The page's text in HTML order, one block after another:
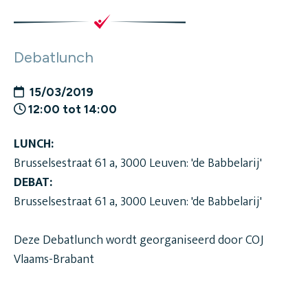
Debatlunch
15/03/2019
12:00 tot 14:00
LUNCH:
Brusselsestraat 61 a, 3000 Leuven: 'de Babbelarij'
DEBAT:
Brusselsestraat 61 a, 3000 Leuven: 'de Babbelarij'
Deze Debatlunch wordt georganiseerd door COJ
Vlaams-Brabant